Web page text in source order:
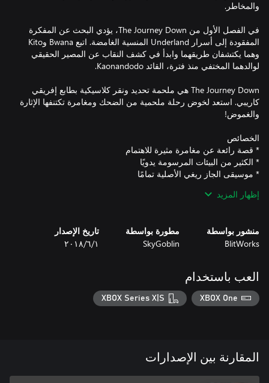
في الفصل الأول من The Journey Down، يؤدي البحث عن المفكرة
المفقودة إلى أسرار Underland المنسية الغامضة. اتبع Bwana وKito
وهما يكتشفان طريقهما وابدأ في كشف النقاب عن المصير الحقيقي
The Journey Down هي ملحمة تحديد ونقر كلاسيكية بطابع إفريقي
كاريبي. استعد لخوض رحلة ملحمية من الضحك ومغامرة تكتنفها الإثارة
***تذكر أن هناك حزمة متوفرة في Trilogy الكاملة***
إظهار المزيد
منشور بواسطة
BlitWorks
مطورة بواسطة
SkyGoblin
تاريخ الإصدار
١‏/٦‏/٢٠١٨
العب باستخدام
XBOX One
XBOX Series X|S
المقارنة بين الإصدارات